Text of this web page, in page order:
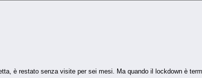
è restato senza visite per sei mesi. Ma quando il lockdown è